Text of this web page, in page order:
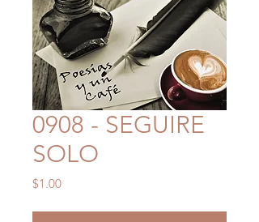
0908 - SEGUIRE
SOLO
$1.00Precio